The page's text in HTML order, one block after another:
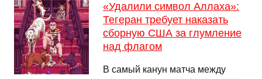
«Удалили символ Аллаха»:
Тегеран требует наказать
сборную США за глумление
над флагом
В самый канун матча между